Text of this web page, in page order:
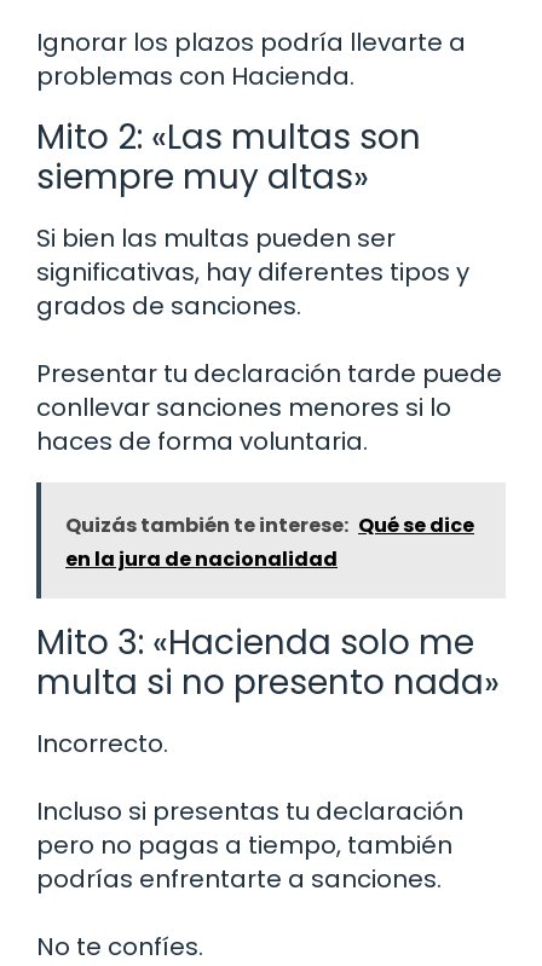
Ignorar los plazos podría llevarte a
problemas con Hacienda.
Mito 2: «Las multas son
siempre muy altas»
Si bien las multas pueden ser
significativas, hay diferentes tipos y
grados de sanciones.
Presentar tu declaración tarde puede
conllevar sanciones menores si lo
haces de forma voluntaria.
Quizás también te interese: Qué se dice
en la jura de nacionalidad
Mito 3: «Hacienda solo me
multa si no presento nada»
Incorrecto.
Incluso si presentas tu declaración
pero no pagas a tiempo, también
podrías enfrentarte a sanciones.
No te confíes.